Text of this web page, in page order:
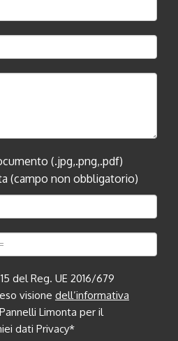
(.jpg,.png,.pdf)
(campo non obbligatorio)
del Reg. UE 2016/679
visione dell’informativa
Limonta per il
dati Privacy*